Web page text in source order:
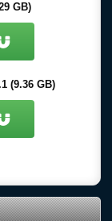
GB)
(9.36 GB)